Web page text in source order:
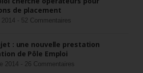
de placement
2014 - 52 Commentaires
: une nouvelle prestation
de Pôle Emploi
2014 - 26 Commentaires